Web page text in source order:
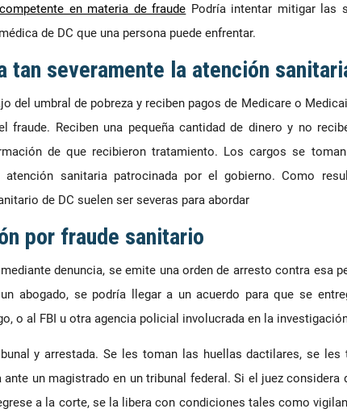
en materia de fraude Podría intentar mitigar las
de DC que una persona puede enfrentar.
tan severamente la atención
del umbral de pobreza y reciben pagos de Medicare o
fraude. Reciben una pequeña cantidad de dinero y no
de que recibieron tratamiento. Los cargos se
sanitaria patrocinada por el gobierno. Como
de DC suelen ser severas para abordar
por fraude sanitario
denuncia, se emite una orden de arresto contra esa
abogado, se podría llegar a un acuerdo para que se
o al FBI u otra agencia policial involucrada en la
y arrestada. Se les toman las huellas dactilares, se les
un magistrado en un tribunal federal. Si el juez considera
a la corte, se la libera con condiciones tales como